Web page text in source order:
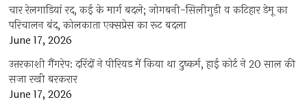
चार रेलगाड़ियां रद, कई के मार्ग बदले; जोगबनी-सिलीगुड़ी व कटिहार डेमू का
परिचालन बंद, कोलकाता एक्सप्रेस का रूट बदला
June 17, 2026
उत्तरकाशी गैंगरेप: दरिंदों ने पीरियड में किया था दुष्कर्म, हाई कोर्ट ने 20 साल की
सजा रखी बरकरार
June 17, 2026